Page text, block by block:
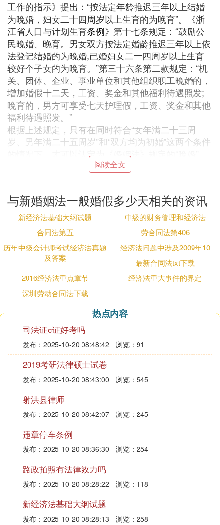
工作的指示》提出：“按法定年龄推迟三年以上结婚
为晚婚，妇女二十四周岁以上生育的为晚育”。《浙
江省人口与计划生育条例》第十七条规定：“鼓励公
民晚婚、晚育。男女双方按法定婚龄推迟三年以上依
法登记结婚的为晚婚;已婚妇女二十四周岁以上生育
较好个子女的为晚育。”第三十六条第二款规定：“机
关、团体、企业、事业单位和其他组织职工晚婚的，
增加婚假十二天，工资、奖金和其他福利待遇照发;
晚育的，男方可享受七天护理假，工资、奖金和其他
福利待遇照发。”
根据上述规定，只有在同时符合“女年满二十三周
岁、男年满二十五周岁”和“双方均为初婚”这两个条件
的情况下，才可以认定为《婚姻法》规定的“晚婚”，
并有权享受增加12天的晚婚奖励假;当然，晚婚年龄
遇。
2、员工再婚，可以享受带薪婚假
再婚的劳动者，只要他们之间结成的是合法婚姻，同
样受到国家法律的保护，其与初婚劳动者的法律地位
并无不同。劳动和社会保障部《关于对再婚职工婚假
问题的复函》(劳社厅函[2000]84号)明确规定：“根据
《中华人民共和国婚姻法》和国家有关职工婚丧假的
规定精神，再婚者与初婚者的法律地位相同，用人单
位对再婚职工应当参照国家有关规定，给予同初婚职
工一样的婚假待遇。”
根据原《国家劳动总局、财政部关于国营企业职工请
婚丧假和路程假问题的通知》的规定，较多可以享受
3天的婚假。
因此，员工再婚，也可享受带薪婚假。
以上内容就是关于江苏婚假13天以及江苏婚假是3天
还是13天，更多江苏婚假包含双休日吗的内容就在誉
祥婚礼网。
❷ 新婚姻法婚假多少天
法律分析：法定的婚假为3天；婚假一般指的是员工
本人结婚依法可享受的假期。
法律依据：《中华人民共和国
第一千零四十七条 结婚年龄，男不得早于二十二周
岁，女不得早于二十周岁。
第一千零四十八条 直系血亲或者三代以内的旁系血
阅读全文
与新婚姻法一般婚假多少天相关的资讯
新经济法基础大纲试题
中级的财务管理和经济法
合同法第五
劳合同法第406
历年中级会计师考试经济法真题
及答案
经济法问题中涉及2009年10
最新合同法txt下载
2016经济法重点章节
经济法重大事件的界定
深圳劳动合同法下载
热点内容
司法证c证好考吗
发布：2025-10-20 08:48:42 浏览：91
2019考研法律硕士试卷
发布：2025-10-20 08:43:00 浏览：545
射洪县律师
发布：2025-10-20 08:42:07 浏览：245
违章停车条例
发布：2025-10-20 08:36:30 浏览：254
路政拍照有法律效力吗
发布：2025-10-20 08:28:22 浏览：118
新经济法基础大纲试题
发布：2025-10-20 08:28:13 浏览：258